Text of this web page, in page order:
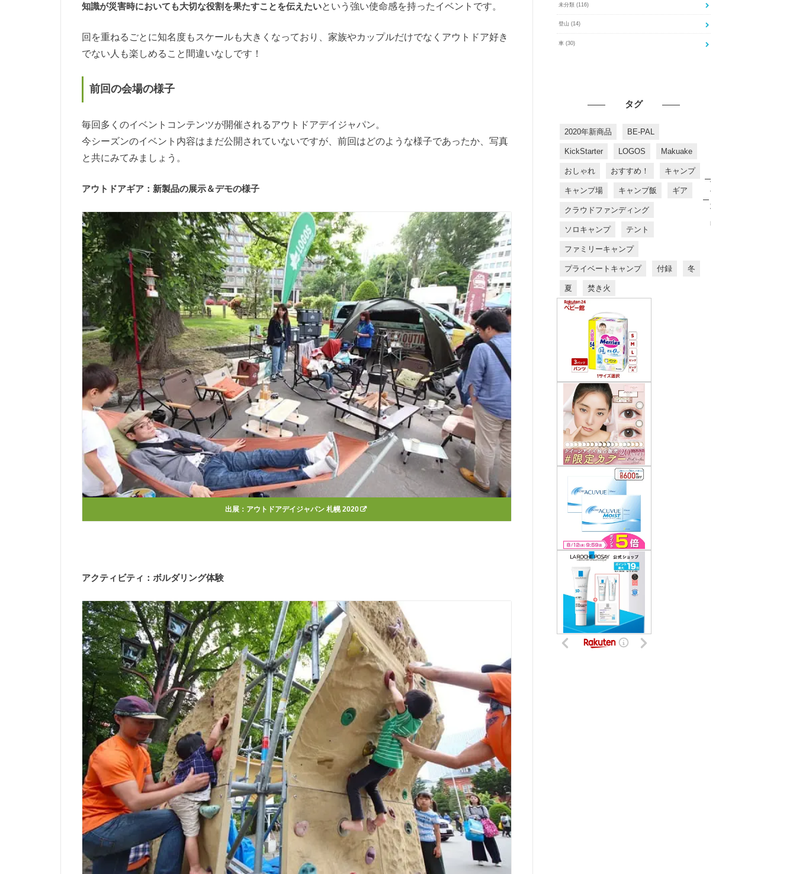
知識が災害時においても大切な役割を果たすことを伝えたいという強い使命感を持ったイベントです。
回を重ねるごとに知名度もスケールも大きくなっており、家族やカップルだけでなくアウトドア好き
でない人も楽しめること間違いなしです！
前回の会場の様子
毎回多くのイベントコンテンツが開催されるアウトドアデイジャパン。
今シーズンのイベント内容はまだ公開されていないですが、前回はどのような様子であったか、写真
と共にみてみましょう。
アウトドアギア：新製品の展示＆デモの様子
出展： アウトドアデイジャパン 札幌 2020
アクティビティ：ボルダリング体験
未分類 (116)
登山 (14)
車 (30)
タグ
2020年新商品 BE-PAL
KickStarter LOGOS Makuake
おしゃれ おすすめ！ キャンプ
キャンプ場 キャンプ飯 ギア
クラウドファンディング
ソロキャンプ テント
ファミリーキャンプ
プライベートキャンプ 付録 冬
夏 焚き火
す
す
め
商
品